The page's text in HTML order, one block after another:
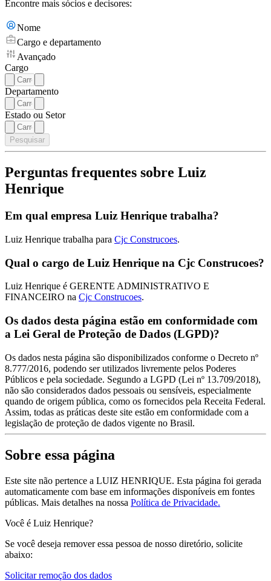
Encontre mais sócios e decisores:
Nome
Cargo e departamento
Avançado
Cargo
Departamento
Estado ou Setor
Pesquisar
Perguntas frequentes sobre Luiz
Henrique
Em qual empresa Luiz Henrique trabalha?
Luiz Henrique trabalha para Cjc Construcoes.
Qual o cargo de Luiz Henrique na Cjc Construcoes?
Luiz Henrique é GERENTE ADMINISTRATIVO E
FINANCEIRO na Cjc Construcoes.
Os dados desta página estão em conformidade com
a Lei Geral de Proteção de Dados (LGPD)?
Os dados nesta página são disponibilizados conforme o Decreto nº
8.777/2016, podendo ser utilizados livremente pelos Poderes
Públicos e pela sociedade. Segundo a LGPD (Lei nº 13.709/2018),
não são considerados dados pessoais ou sensíveis, especialmente
quando de origem pública, como os fornecidos pela Receita Federal.
Assim, todas as práticas deste site estão em conformidade com a
legislação de proteção de dados vigente no Brasil.
Sobre essa página
Este site não pertence a LUIZ HENRIQUE. Esta página foi gerada
automaticamente com base em informações disponíveis em fontes
públicas. Mais detalhes na nossa Política de Privacidade.
Você é Luiz Henrique?
Se você deseja remover essa pessoa de nosso diretório, solicite
abaixo:
Solicitar remoção dos dados